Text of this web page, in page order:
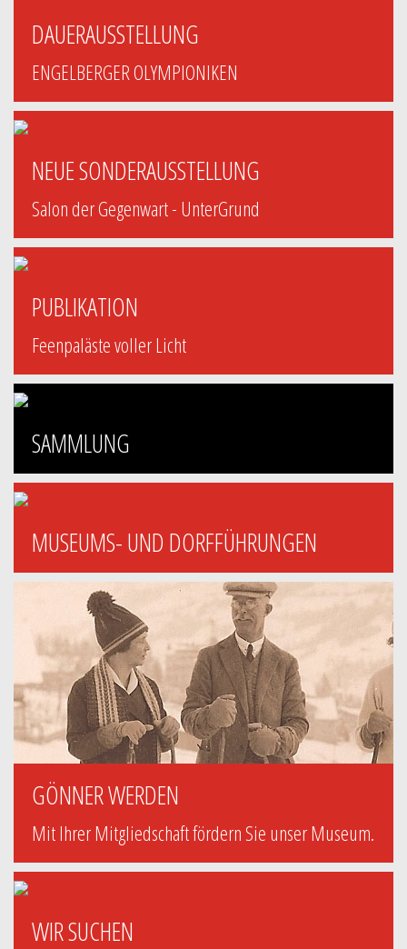
DAUERAUSSTELLUNG
ENGELBERGER OLYMPIONIKEN
NEUE SONDERAUSSTELLUNG
Salon der Gegenwart - UnterGrund
PUBLIKATION
Feenpaläste voller Licht
SAMMLUNG
MUSEUMS- UND DORFFÜHRUNGEN
GÖNNER WERDEN
Mit Ihrer Mitgliedschaft fördern Sie unser Museum.
WIR SUCHEN